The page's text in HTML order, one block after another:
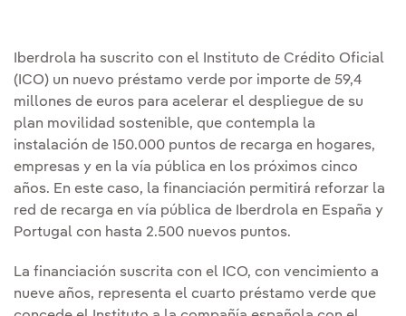
Iberdrola ha suscrito con el Instituto de Crédito Oficial
(ICO) un nuevo préstamo verde por importe de 59,4
millones de euros para acelerar el despliegue de su
plan movilidad sostenible, que contempla la
instalación de 150.000 puntos de recarga en hogares,
empresas y en la vía pública en los próximos cinco
años. En este caso, la financiación permitirá reforzar la
red de recarga en vía pública de Iberdrola en España y
Portugal con hasta 2.500 nuevos puntos.
La financiación suscrita con el ICO, con vencimiento a
nueve años, representa el cuarto préstamo verde que